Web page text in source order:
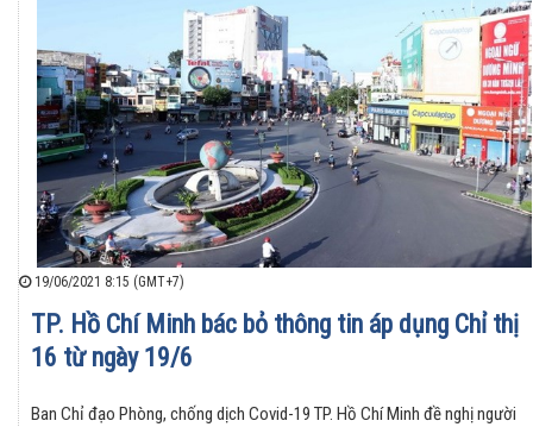
19/06/2021 8:15 (GMT+7)
TP. Hồ Chí Minh bác bỏ thông tin áp dụng Chỉ thị
16 từ ngày 19/6
Ban Chỉ đạo Phòng, chống dịch Covid-19 TP. Hồ Chí Minh đề nghị người